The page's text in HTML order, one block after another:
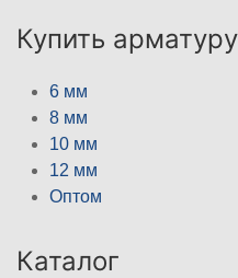
Купить арматуру
6 мм
8 мм
10 мм
12 мм
Оптом
Каталог